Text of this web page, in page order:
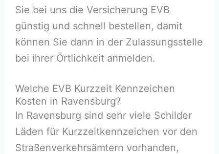
Sie bei uns die Versicherung EVB
günstig und schnell bestellen, damit
können Sie dann in der Zulassungsstelle
bei ihrer Örtlichkeit anmelden.
Welche EVB Kurzzeit Kennzeichen
Kosten in Ravensburg?
In Ravensburg sind sehr viele Schilder
Läden für Kurzzeitkennzeichen vor den
Straßenverkehrsämtern vorhanden,